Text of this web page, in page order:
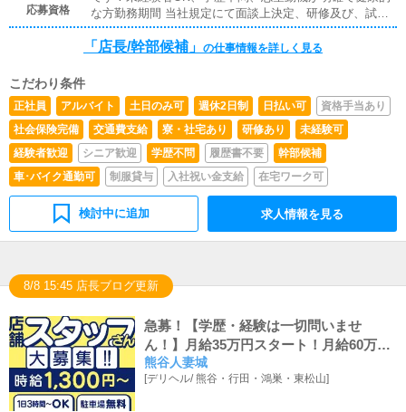
応募資格
な方勤務期間 当社規定にて面談上決定、研修及び、試用
期間最高で2か月まで。当社は年功序列ではなく、能力と
あなたの頑張り次第で昇給・昇格又は独立開業やグループ
「店長/幹部候補」 の仕事情報を詳しく見る
こだわり条件
正社員 アルバイト 土日のみ可 週休2日制 日払い可
資格手当あり
社会保険完備
交通費支給 寮・社宅あり 研修あり
未経験可
経験者歓迎
シニア歓迎 学歴不問 履歴書不要
幹部候補
車･バイク通勤可
制服貸与 入社祝い金支給 在宅ワーク可
検討中に追加 求人情報を見る
8/8 15:45 店長ブログ更新
急募！【学歴・経験は一切問いませ
ん！】月給35万円スタート！月給60万円
くらいまで稼げるお店にします！！
熊谷人妻城
[デリヘル/熊谷・行田・鴻巣・東松山]